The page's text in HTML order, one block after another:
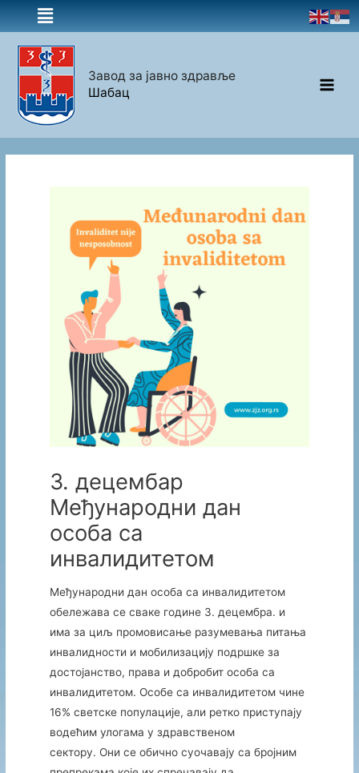
Завод за јавно здравље
Шабац
3. децембар
Међународни дан
особа са
инвалидитетом
Међународни дан особа са инвалидитетом
обележава се сваке године 3. децембра. и
има за циљ промовисање разумевања питања
инвалидности и мобилизацију подршке за
достојанство, права и добробит особа са
инвалидитетом. Особе са инвалидитетом чине
16% светске популације, али ретко приступају
водећим улогама у здравственом
сектору. Они се обично суочавају са бројним